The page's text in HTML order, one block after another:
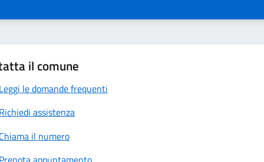
il comune
Leggi le domande frequenti
Richiedi assistenza
Chiama il numero